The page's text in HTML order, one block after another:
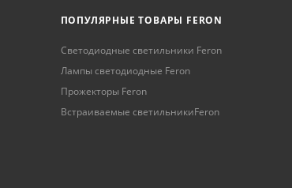
ПОПУЛЯРНЫЕ ТОВАРЫ FERON
Светодиодные светильники Feron
Лампы светодиодные Feron
Прожекторы Feron
Встраиваемые светильникиFeron